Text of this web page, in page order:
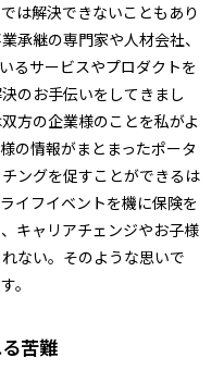
は解決できないこともあり
承継の専門家や人材会社、
るサービスやプロダクトを
のお手伝いをしてきまし
方の企業様のことを私がよ
の情報がまとまったポータ
ングを促すことができるは
イフイベントを機に保険を
キャリアチェンジやお子様
ない。そのような思いで
。
苦難